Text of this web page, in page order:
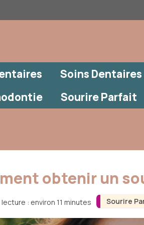
Soins Dentaires
Sourire Parfait
Sourire
obtenir un
: environ 11 minutes